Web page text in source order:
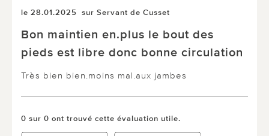
le 28.01.2025 sur Servant de Cusset
Bon maintien en.plus le bout des
pieds est libre donc bonne circulation
Très bien bien.moins mal.aux jambes
0 sur 0 ont trouvé cette évaluation utile.